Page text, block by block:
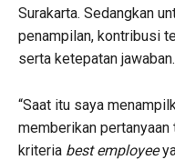
Surakarta. Sedangkan
penampilan, kontribusi
serta ketepatan jawaban.
“Saat itu saya
memberikan pertanyaan
kriteria best employee